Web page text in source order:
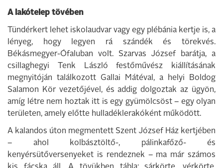
A lakótelep tövében
Tündérkert lehet iskolaudvar vagy egy plébánia kertje is, a
lényeg, hogy legyen rá szándék és törekvés.
Békásmegyer-Ófaluban volt. Szarvas József barátja, a
csillaghegyi Tenk László festőművész kiállításának
megnyitóján találkozott Gallai Mátéval, a helyi Boldog
Salamon Kör vezetőjével, és addig dolgoztak az ügyön,
amíg létre nem hoztak itt is egy gyümölcsöst – egy olyan
területen, amely előtte hulladéklerakóként működött.
A kalandos úton megmentett Szent József Ház kertjében
– ahol kolbásztöltő-, pálinkafőző- és
kenyérsütőversenyeket is rendeznek – ma már számos